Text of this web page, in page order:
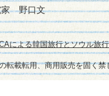
家 野口文
による韓国旅行とソウル旅
転載転用、商用販売を固く禁